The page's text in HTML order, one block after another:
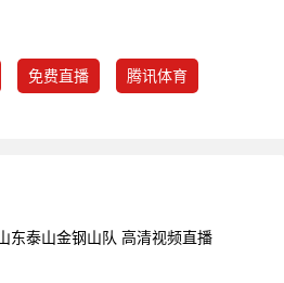
免费直播 腾讯体育
东泰山金钢山队 高清视频直播